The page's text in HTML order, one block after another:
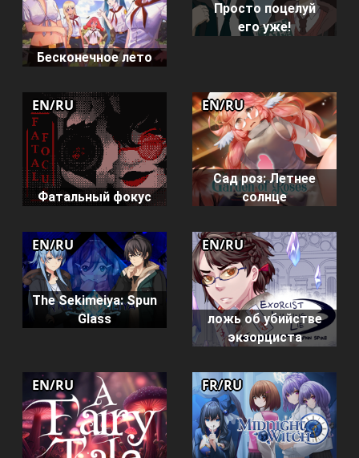
Бесконечное лето
Просто поцелуй
его уже!
Фатальный фокус
EN/RU
Сад роз: Летнее
солнце
EN/RU
The Sekimeiya: Spun
Glass
EN/RU
ложь об убийстве
экзорциста
EN/RU
EN/RU FR/RU